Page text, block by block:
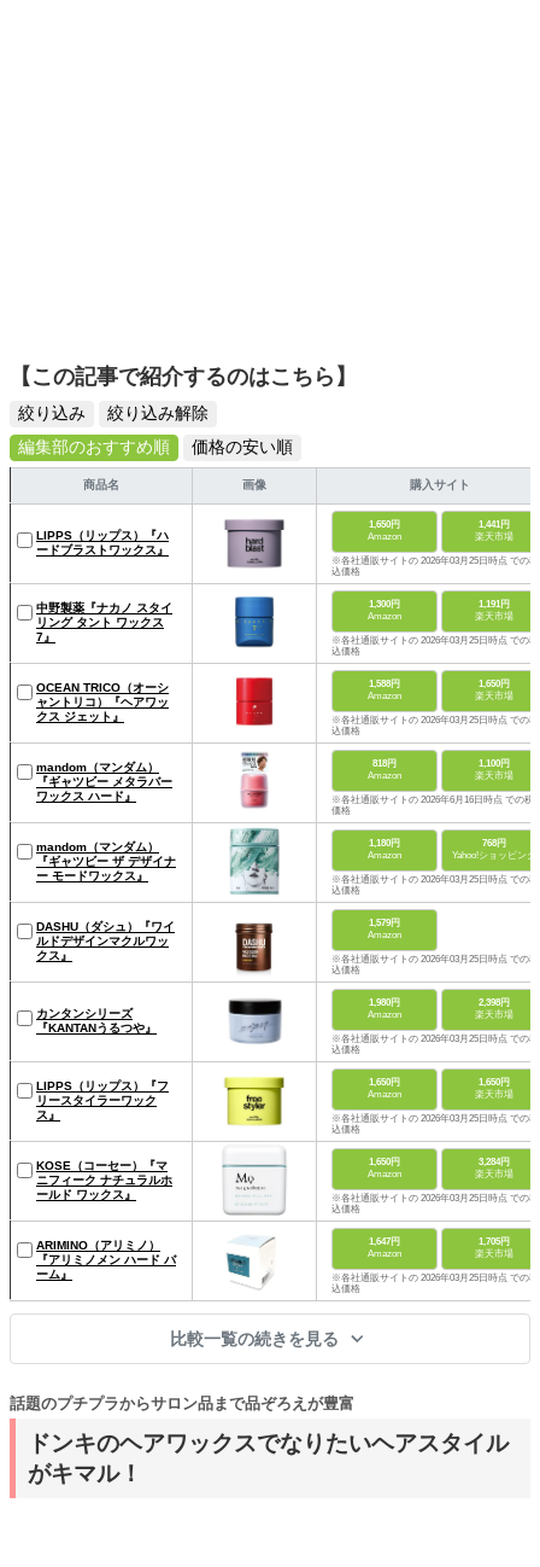
【この記事で紹介するのはこちら】
絞り込み
絞り込み解除
編集部のおすすめ順
価格の安い順
商品名 画像 購入サイト
LIPPS（リップス）『ハ
ードブラストワックス』
1,650円
Amazon
1,441円
楽天市場
※各社通販サイトの 2026年03月25日時点 での税
込価格
中野製薬『ナカノ スタイ
リング タント ワックス
7』
1,300円
Amazon
1,191円
楽天市場
※各社通販サイトの 2026年03月25日時点 での税
込価格
OCEAN TRICO（オーシ
ャントリコ）『ヘアワッ
クス ジェット』
1,588円
Amazon
1,650円
楽天市場
※各社通販サイトの 2026年03月25日時点 での税
込価格
mandom（マンダム）
『ギャツビー メタラバー
ワックス ハード』
818円
Amazon
1,100円
楽天市場
※各社通販サイトの 2026年6月16日時点 での税
価格
mandom（マンダム）
『ギャツビー ザ デザイナ
ー モードワックス』
1,180円
Amazon
768円
Yahoo!ショッピング
※各社通販サイトの 2026年03月25日時点 での税
込価格
DASHU（ダシュ）『ワイ
ルドデザインマクルワッ
クス』
1,579円
Amazon
※各社通販サイトの 2026年03月25日時点 での税
込価格
カンタンシリーズ
『KANTANうるつや』
1,980円
Amazon
2,398円
楽天市場
※各社通販サイトの 2026年03月25日時点 での税
込価格
LIPPS（リップス）『フ
リースタイラーワック
ス』
1,650円
Amazon
1,650円
楽天市場
※各社通販サイトの 2026年03月25日時点 での税
込価格
KOSE（コーセー）『マ
ニフィーク ナチュラルホ
ールド ワックス』
1,650円
Amazon
3,284円
楽天市場
※各社通販サイトの 2026年03月25日時点 での税
込価格
ARIMINO（アリミノ）
『アリミノメン ハード バ
ーム』
1,647円
Amazon
1,705円
楽天市場
※各社通販サイトの 2026年03月25日時点 での税
込価格
比較一覧の続きを見る
ドンキのヘアワックスでなりたいヘアスタイル
がキマル！
話題のプチプラからサロン品まで品ぞろえが豊富